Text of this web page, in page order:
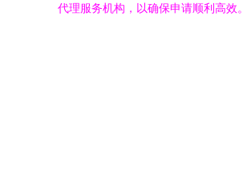
代理服务机构，以确保申请顺利高效。